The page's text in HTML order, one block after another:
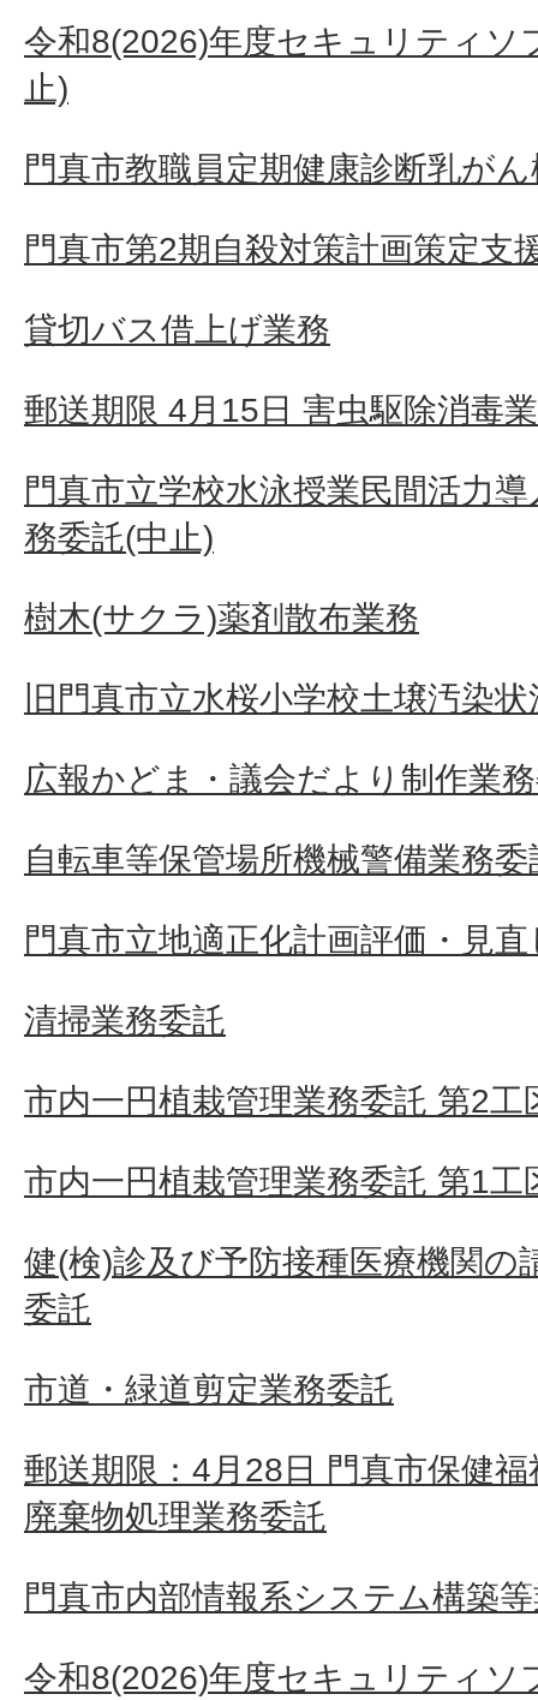
令和8(2026)年度セキュリティソ
止)
門真市教職員定期健康診断乳が
門真市第2期自殺対策計画策定支
貸切バス借上げ業務
郵送期限 4月15日 害虫駆除消毒
門真市立学校水泳授業民間活力
務委託(中止)
樹木(サクラ)薬剤散布業務
旧門真市立水桜小学校土壌汚染
広報かどま・議会だより制作業
自転車等保管場所機械警備業務委
門真市立地適正化計画評価・見
清掃業務委託
市内一円植栽管理業務委託 第2工
市内一円植栽管理業務委託 第1工
健(検)診及び予防接種医療機関の
委託
市道・緑道剪定業務委託
郵送期限：4月28日 門真市保健
廃棄物処理業務委託
門真市内部情報系システム構築
令和8(2026)年度セキュリティソ